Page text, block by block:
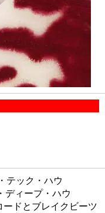
テック・ハウ
ディープ・ハウ
ードとブレイクビーツ